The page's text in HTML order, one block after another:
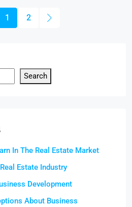
1 2
Search
In The Real Estate Market
Estate Industry
Development
About Business